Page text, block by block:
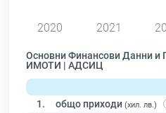
2020 2021
Основни Финансови Данни и
ИМОТИ | АДСИЦ
1. общо приходи (хил. лв.)